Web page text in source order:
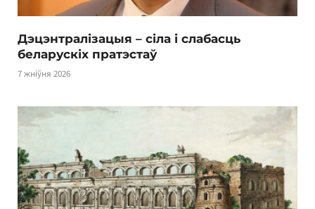
Дэцэнтралізацыя – сіла і слабасць
беларускіх пратэстаў
7 жніўня 2026